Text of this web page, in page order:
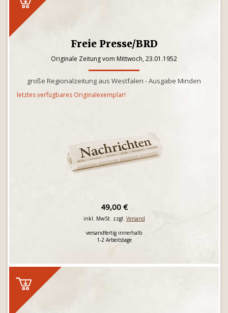
Freie Presse/BRD
Originale Zeitung vom Mittwoch, 23.01.1952
große Regionalzeitung aus Westfalen - Ausgabe Minden
letztes verfügbares Originalexemplar!
49,00 €
inkl. MwSt. zzgl. Versand
versandfertig innerhalb
1-2 Arbeitstage